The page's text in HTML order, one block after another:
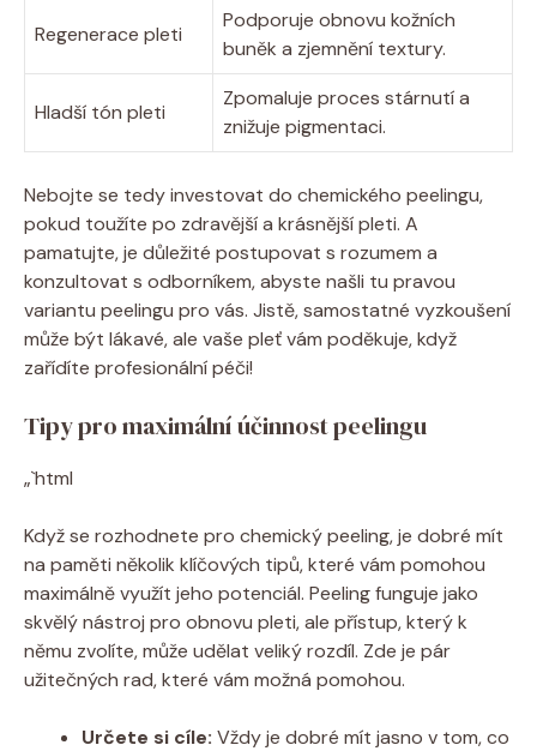
Regenerace pleti
Podporuje obnovu kožních
buněk a zjemnění textury.
Hladší tón pleti
Zpomaluje proces stárnutí a
znižuje pigmentaci.
Nebojte se tedy investovat do chemického peelingu,
pokud toužíte po zdravější a krásnější pleti. A
pamatujte, je důležité postupovat s rozumem a
konzultovat s odborníkem, abyste našli tu pravou
variantu peelingu pro vás. Jistě, samostatné vyzkoušení
může být lákavé, ale vaše pleť vám poděkuje, když
zařídíte profesionální péči!
Tipy pro maximální účinnost peelingu
„`html
Když se rozhodnete pro chemický peeling, je dobré mít
na paměti několik klíčových tipů, které vám pomohou
maximálně využít jeho potenciál. Peeling funguje jako
skvělý nástroj pro obnovu pleti, ale přístup, který k
němu zvolíte, může udělat veliký rozdíl. Zde je pár
užitečných rad, které vám možná pomohou.
Určete si cíle: Vždy je dobré mít jasno v tom, co